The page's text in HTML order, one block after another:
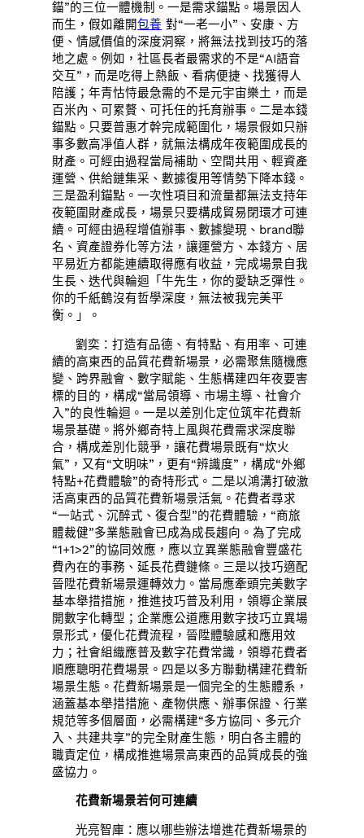
錨”的三位一體機制。一是需求錨點。場景因人
而生，假如離開包養 對“一老一小”、安康、方
便、情感價值的深度洞察，將無法找到技巧的落
地之處。例如，社區長者最需求的不是“AI語音
交互”，而是吃得上熱飯、看病便捷、找獲得人
陪護；年青怙恃最急需的不是元宇宙樂土，而是
百米內、可累贅、可托任的托育辦事。二是本錢
錨點。只要普惠才幹完成範圍化，場景假如只辦
事多數高凈值人群，就無法構成年夜範圍成長的
財產。可經由過程當局補助、空間共用、輕資產
運營、供給鏈集采、數據復用等情勢下降本錢。
三是盈利錨點。一次性項目和流量都無法支持年
夜範圍財產成長，場景只要構成貿易閉環才可連
續。可經由過程增值辦事、數據變現、brand聯
名、資產證券化等方法，讓運營方、本錢方、居
平易近方都能連續取得應有收益，完成場景自我
生長、迭代與輪迴「牛先生，你的愛缺乏彈性。
你的千紙鶴沒有哲學深度，無法被我完美平
衡。」。
劉奕：打造有品德、有特點、有用率、可連
續的高東西的品質花費新場景，必需聚焦隨機應
變、跨界融會、數字賦能、生態構建四年夜要害
標的目的，構成“當局領導、市場主導、社會介
入”的良性輪迴。一是以差別化定位筑牢花費新
場景基礎。將外鄉奇特上風與花費需求深度聯
合，構成差別化競爭，讓花費場景既有“炊火
氣”，又有“文明味”，更有“辨識度”，構成“外鄉
特點+花費體驗”的奇特形式。二是以鴻溝打破激
活高東西的品質花費新場景活氣。花費者尋求
“一站式、沉醉式、復合型”的花費體驗，“商旅
體裁健”多業態融會已成為成長趨向。為了完成
“1+1>2”的協同效應，應以立異業態融會豐盛花
費內在的事務、延長花費鏈條。三是以技巧適配
晉陞花費新場景運轉效力。當局應牽頭完美數字
基本舉措措施，推進技巧普及利用，領導企業展
開數字化轉型；企業應公道應用數字技巧立異場
景形式，優化花費流程，晉陞體驗感和應用效
力；社會組織應普及數字花費常識，領導花費者
順應聰明花費場景。四是以多方聯動構建花費新
場景生態。花費新場景是一個完全的生態體系，
涵蓋基本舉措措施、產物供應、辦事保證、行業
規范等多個層面，必需構建“多方協同、多元介
入、共建共享”的完全財產生態，明白各主體的
職責定位，構成推進場景高東西的品質成長的強
盛協力。
花費新場景若何可連續
光亮智庫：應以哪些辦法增進花費新場景的